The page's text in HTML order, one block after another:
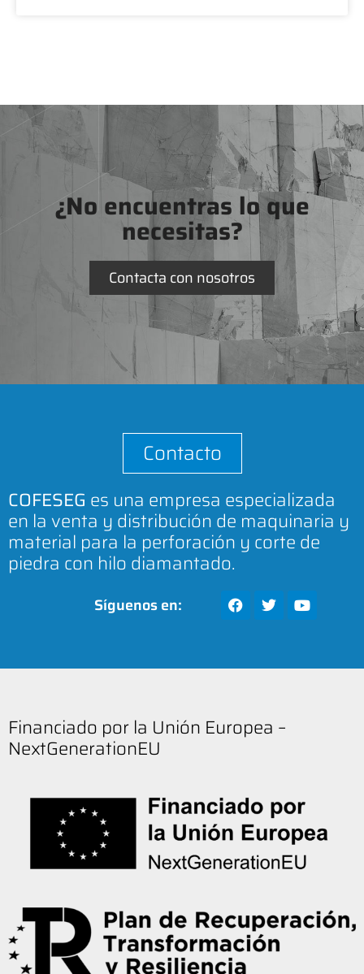
¿No encuentras lo que
necesitas?
Contacta con nosotros
Contacto
COFESEG es una empresa especializada
en la venta y distribución de maquinaria y
material para la perforación y corte de
piedra con hilo diamantado.
Síguenos en:
Financiado por la Unión Europea –
NextGenerationEU